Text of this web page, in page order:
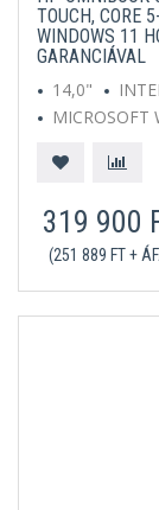
TOUCH, CORE
WINDOWS 11
GARANCIÁVAL
14,0"
MICROSOFT
319 900
(251 889 FT +